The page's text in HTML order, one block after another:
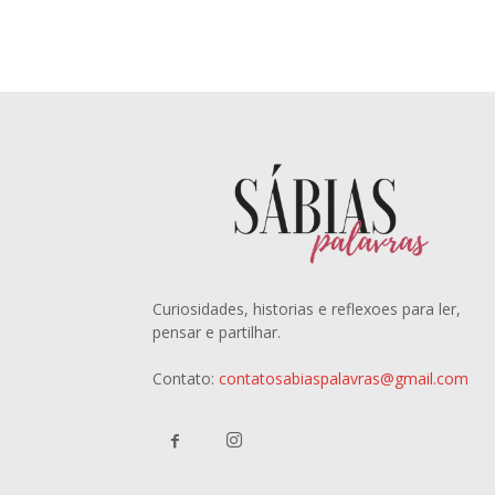
Curiosidades, historias e reflexoes para ler,
pensar e partilhar.
Contato: contatosabiaspalavras@gmail.com